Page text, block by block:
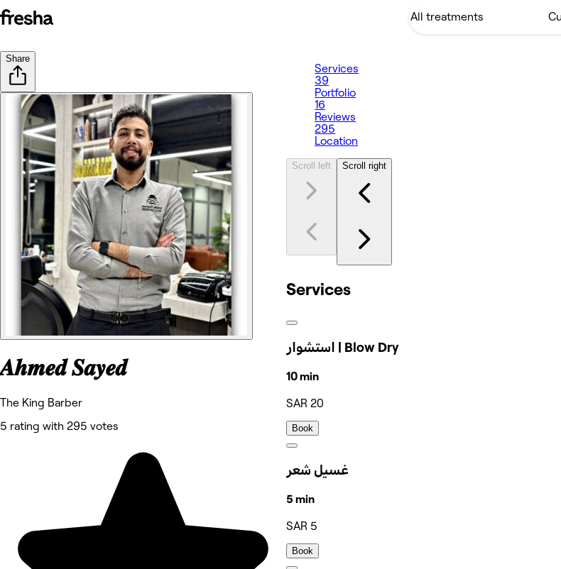
Share
𝑨𝒉𝒎𝒆𝒅 𝑺𝒂𝒚𝒆𝒅
The King Barber
5 rating with 295 votes
Services
39
Portfolio
16
Reviews
295
Location
Scroll left Scroll right
Services
استشوار | Blow Dry
10 min
SAR 20
Book
غسيل شعر
5 min
SAR 5
Book